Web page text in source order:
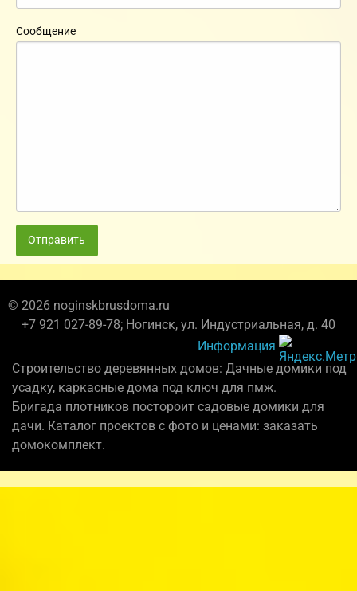
Сообщение
Отправить
© 2026 noginskbrusdoma.ru
+7 921 027-89-78; Ногинск, ул. Индустриальная, д. 40
Информация
Строительство деревянных домов: Дачные домики под
усадку, каркасные дома под ключ для пмж.
Бригада плотников постороит садовые домики для
дачи. Каталог проектов с фото и ценами: заказать
домокомплект.